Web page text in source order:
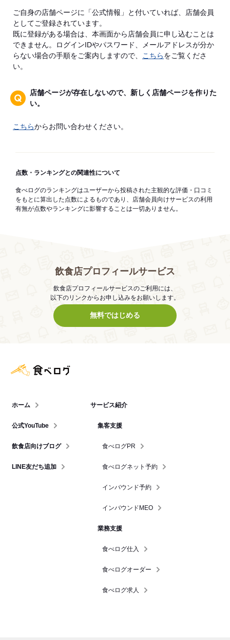
ご自身の店舗ページに「公式情報」と付いていれば、店舗会員
としてご登録されています。
既に登録がある場合は、本画面から店舗会員に申し込むことは
できません。ログインIDやパスワード、メールアドレスが分か
らない場合の手順をご案内しますので、
こちらをご覧くださ
い。
店舗ページが存在しないので、新しく店舗ページを作りた
い。
こちらからお問い合わせください。
点数・ランキングとの関連性について
食べログのランキングはユーザーから投稿された主観的な評価・口コミ
をもとに算出した点数によるものであり、店舗会員向けサービスの利用
有無が点数やランキングに影響することは一切ありません。
飲食店プロフィールサービス
飲食店プロフィールサービスのご利用には、
以下のリンクからお申し込みをお願いします。
無料ではじめる
ホーム
公式YouTube
飲食店向けブログ
LINE友だち追加
サービス紹介
集客支援
食べログPR
食べログネット予約
インバウンド予約
インバウンドMEO
業務支援
食べログ仕入
食べログオーダー
食べログ求人